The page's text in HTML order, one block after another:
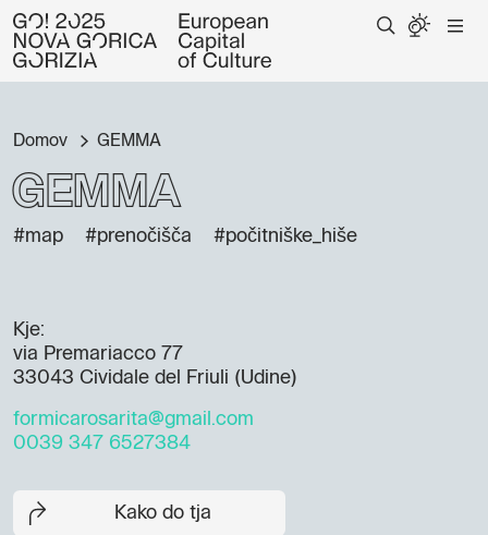
Domov GEMMA
GEMMA
#map #prenočišča #počitniške_hiše
Kje:
via Premariacco 77
33043 Cividale del Friuli (Udine)
formicarosarita@gmail.com
0039 347 6527384
Kako do tja